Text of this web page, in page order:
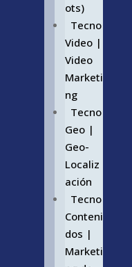
ots)
Tecno
Video |
Video
Marketi
ng
Tecno
Geo |
Geo-
Localiz
ación
Tecno
Conteni
dos |
Marketi